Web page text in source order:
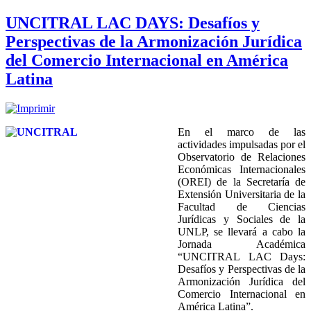
UNCITRAL LAC DAYS: Desafíos y
Perspectivas de la Armonización Jurídica
del Comercio Internacional en América
Latina
En el marco de las
actividades impulsadas por el
Observatorio de Relaciones
Económicas Internacionales
(OREI) de la Secretaría de
Extensión Universitaria de la
Facultad de Ciencias
Jurídicas y Sociales de la
UNLP, se llevará a cabo la
Jornada Académica
“UNCITRAL LAC Days:
Desafíos y Perspectivas de la
Armonización Jurídica del
Comercio Internacional en
América Latina”.